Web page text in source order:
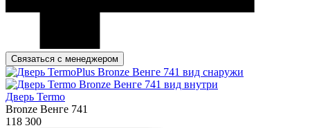
Связаться с менеджером
Дверь Termo
Bronze Венге 741
118 300